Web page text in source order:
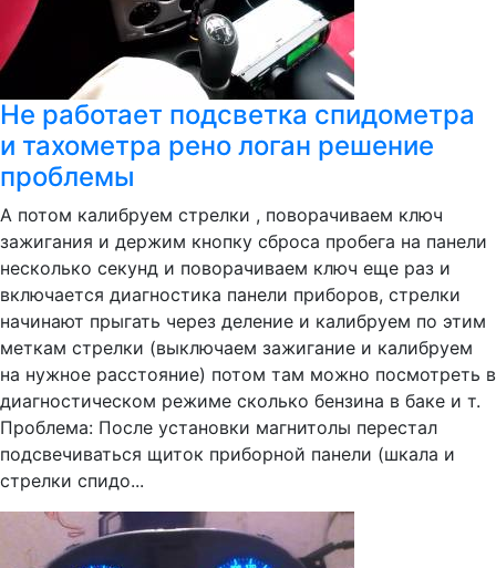
Не работает подсветка спидометра
и тахометра рено логан решение
проблемы
А потом калибруем стрелки , поворачиваем ключ
зажигания и держим кнопку сброса пробега на панели
несколько секунд и поворачиваем ключ еще раз и
включается диагностика панели приборов, стрелки
начинают прыгать через деление и калибруем по этим
меткам стрелки (выключаем зажигание и калибруем
на нужное расстояние) потом там можно посмотреть в
диагностическом режиме сколько бензина в баке и т.
Проблема: После установки магнитолы перестал
подсвечиваться щиток приборной панели (шкала и
стрелки спидо...